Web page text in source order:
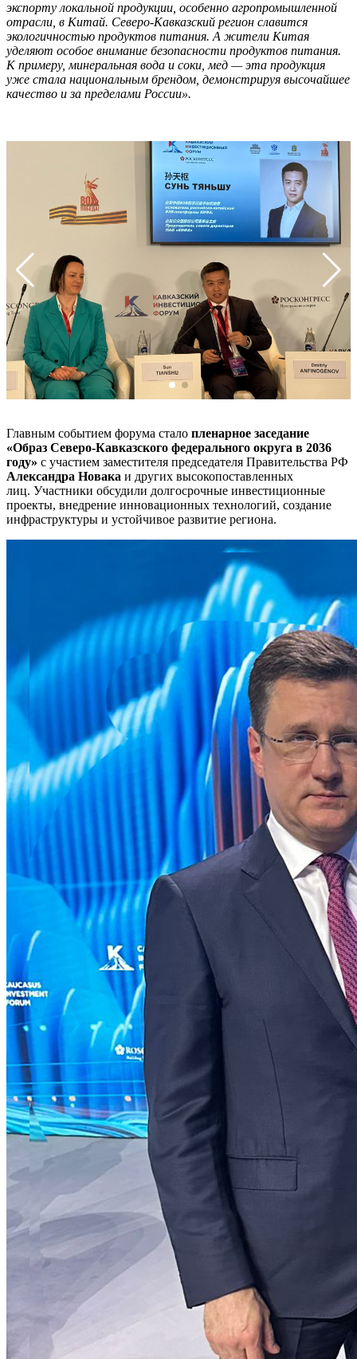
экспорту локальной продукции, особенно агропромышленной
отрасли, в Китай. Северо-Кавказский регион славится
экологичностью продуктов питания. А жители Китая
уделяют особое внимание безопасности продуктов питания.
К примеру, минеральная вода и соки, мед — эта продукция
уже стала национальным брендом, демонстрируя высочайшее
качество и за пределами России».
Главным событием форума стало пленарное заседание
«Образ Северо-Кавказского федерального округа в 2036
году» с участием заместителя председателя Правительства РФ
Александра Новака и других высокопоставленных
лиц. Участники обсудили долгосрочные инвестиционные
проекты, внедрение инновационных технологий, создание
инфраструктуры и устойчивое развитие региона.